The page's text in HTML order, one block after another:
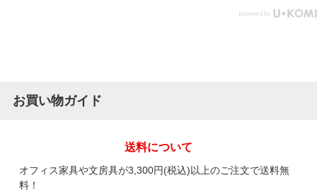
お買い物ガイド
送料について
オフィス家具や文房具が3,300円(税込)以上のご注文で送料無
料！